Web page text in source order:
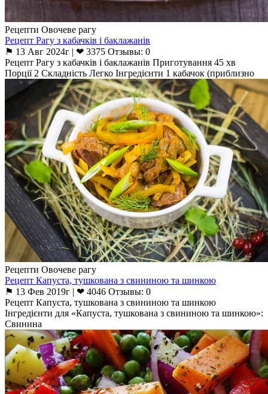
Рецепти Овочеве рагу
Рецепт Рагу з кабачків і баклажанів
⚑ 13 Авг 2024г | ❤ 3375 Отзывы: 0
Рецепт Рагу з кабачків і баклажанів Приготування 45 хв
Порції 2 Складність Легко Інгредієнти 1 кабачок (приблизно
Рецепти Овочеве рагу
Рецепт Капуста, тушкована з свининою та шинкою
⚑ 13 Фев 2019г | ❤ 4046 Отзывы: 0
Рецепт Капуста, тушкована з свининою та шинкою
Інгредієнти для «Капуста, тушкована з свининою та шинкою»:
Свинина